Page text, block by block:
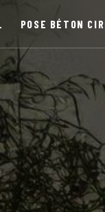
POSE BÉTON